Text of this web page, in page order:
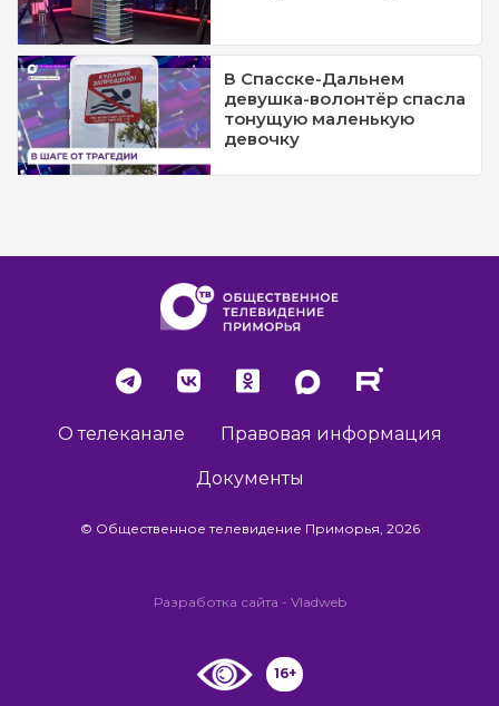
В Спасске-Дальнем
девушка-волонтёр спасла
тонущую маленькую
девочку
О телеканале Правовая информация
Документы
© Общественное телевидение Приморья, 2026
Разработка сайта - Vladweb
16+